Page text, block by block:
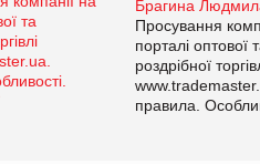
Брагина
Просування
порталі оптової
роздрібної
правила.